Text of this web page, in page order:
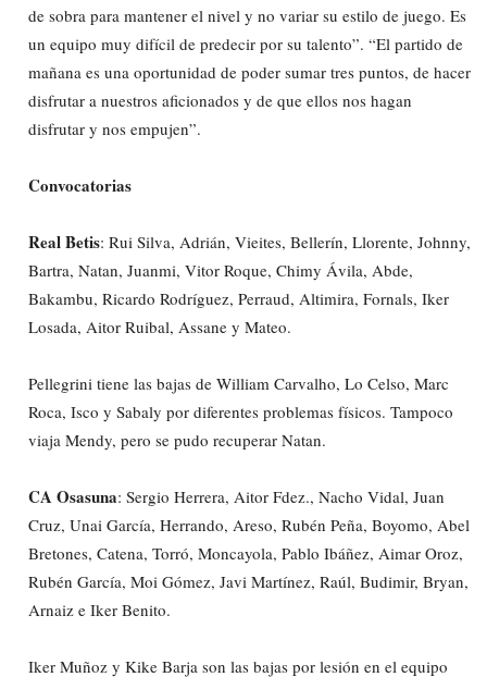
de sobra para mantener el nivel y no variar su estilo de juego. Es
un equipo muy difícil de predecir por su talento”. “El partido de
mañana es una oportunidad de poder sumar tres puntos, de hacer
disfrutar a nuestros aficionados y de que ellos nos hagan
disfrutar y nos empujen”.
Convocatorias
Real Betis: Rui Silva, Adrián, Vieites, Bellerín, Llorente, Johnny,
Bartra, Natan, Juanmi, Vitor Roque, Chimy Ávila, Abde,
Bakambu, Ricardo Rodríguez, Perraud, Altimira, Fornals, Iker
Losada, Aitor Ruibal, Assane y Mateo.
Pellegrini tiene las bajas de William Carvalho, Lo Celso, Marc
Roca, Isco y Sabaly por diferentes problemas físicos. Tampoco
viaja Mendy, pero se pudo recuperar Natan.
CA Osasuna: Sergio Herrera, Aitor Fdez., Nacho Vidal, Juan
Cruz, Unai García, Herrando, Areso, Rubén Peña, Boyomo, Abel
Bretones, Catena, Torró, Moncayola, Pablo Ibáñez, Aimar Oroz,
Rubén García, Moi Gómez, Javi Martínez, Raúl, Budimir, Bryan,
Arnaiz e Iker Benito.
Iker Muñoz y Kike Barja son las bajas por lesión en el equipo